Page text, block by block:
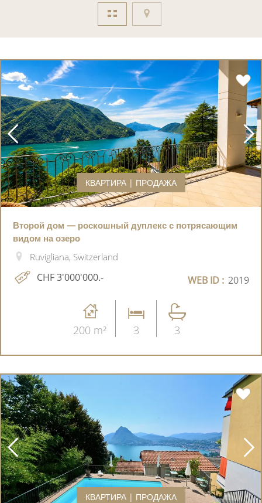
КВАРТИРА | ПРОДАЖА
Второй дом — роскошный дуплекс с потрясающим
видом на озеро
Ruvigliana, Switzerland
CHF 3'000'000.- WEB ID : 2019
200 m² 3 3
КВАРТИРА | ПРОДАЖА